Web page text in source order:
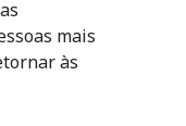
mais
às